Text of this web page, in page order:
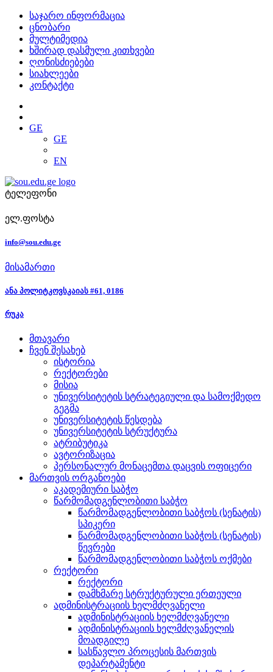
საჯარო ინფორმაცია
ცნობარი
მულტიმედია
ხშირად დასმული კითხვები
ღონისძიებები
სიახლეები
კონტაქტი
GE
GE
EN
ტელეფონი
ელ.ფოსტა
info@sou.edu.ge
მისამართი
ანა პოლიტკოვსკაიას #61, 0186
რუკა
მთავარი
ჩვენ შესახებ
ისტორია
რექტორები
მისია
უნივერსიტეტის სტრატეგიული და სამოქმედო
გეგმა
უნივერსიტეტის წესდება
უნივერსიტეტის სტრუქტურა
ატრიბუტიკა
ავტორიზაცია
პერსონალურ მონაცემთა დაცვის ოფიცერი
მართვის ორგანოები
აკადემიური საბჭო
წარმომადგენლობითი საბჭო
წარმომადგენლობითი საბჭოს (სენატის)
სპიკერი
წარმომადგენლობითი საბჭოს (სენატის)
წევრები
წარმომადგენლობითი საბჭოს ოქმები
რექტორი
რექტორი
დამხმარე სტრუქტურული ერთეული
ადმინისტრაციის ხელმძღვანელი
ადმინისტრაციის ხელმძღვანელი
ადმინისტრაციის ხელმძღვანელის
მოადგილე
სასწავლო პროცესის მართვის
დეპარტამენტი